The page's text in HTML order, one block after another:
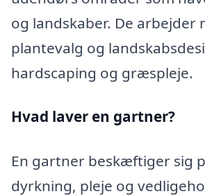
og landskaber. De arbejder
plantevalg og
hardscaping og græspleje.
Hvad laver en gartner?
En gartner beskæftiger sig
dyrkning, pleje og